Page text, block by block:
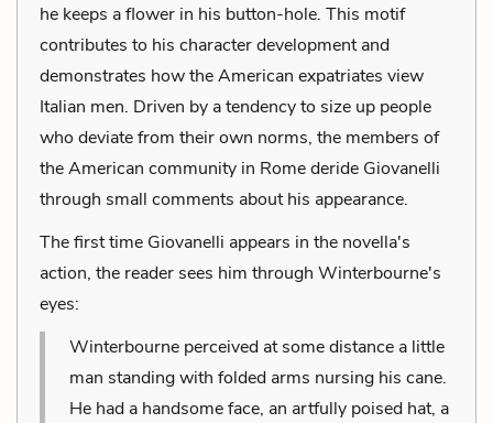
he keeps a flower in his button-hole. This motif
contributes to his character development and
demonstrates how the American expatriates view
Italian men. Driven by a tendency to size up people
who deviate from their own norms, the members of
the American community in Rome deride Giovanelli
through small comments about his appearance.
The first time Giovanelli appears in the novella's
action, the reader sees him through Winterbourne's
eyes:
Winterbourne perceived at some distance a little
man standing with folded arms nursing his cane.
He had a handsome face, an artfully poised hat, a